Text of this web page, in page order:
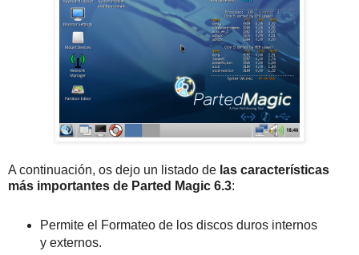
A continuación, os dejo un listado de las características
más importantes de Parted Magic 6.3:
Permite el Formateo de los discos duros internos
y externos.